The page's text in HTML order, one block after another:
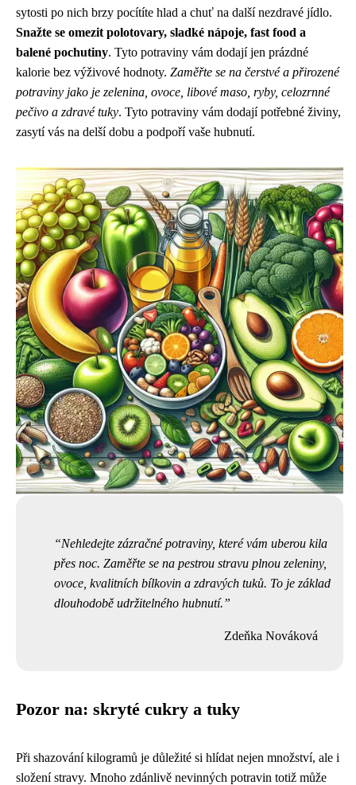
sytosti po nich brzy pocítíte hlad a chuť na další nezdravé jídlo.
Snažte se omezit polotovary, sladké nápoje, fast food a
balené pochutiny. Tyto potraviny vám dodají jen prázdné
kalorie bez výživové hodnoty. Zaměřte se na čerstvé a přirozené
potraviny jako je zelenina, ovoce, libové maso, ryby, celozrnné
pečivo a zdravé tuky. Tyto potraviny vám dodají potřebné živiny,
zasytí vás na delší dobu a podpoří vaše hubnutí.
Nehledejte zázračné potraviny, které vám uberou kila
přes noc. Zaměřte se na pestrou stravu plnou zeleniny,
ovoce, kvalitních bílkovin a zdravých tuků. To je základ
dlouhodobě udržitelného hubnutí.
Zdeňka Nováková
Pozor na: skryté cukry a tuky
Při shazování kilogramů je důležité si hlídat nejen množství, ale i
složení stravy. Mnoho zdánlivě nevinných potravin totiž může